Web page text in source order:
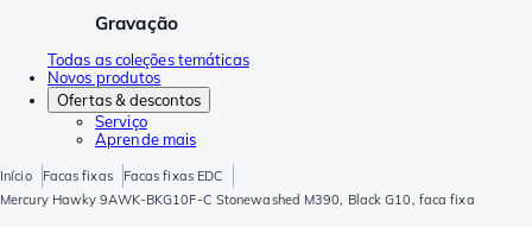
Gravação
Todas as coleções temáticas
Novos produtos
Ofertas & descontos
Serviço
Aprende mais
Início Facas fixas
Facas fixas EDC
Mercury Hawky 9AWK-BKG10F-C Stonewashed M390, Black G10, faca fixa